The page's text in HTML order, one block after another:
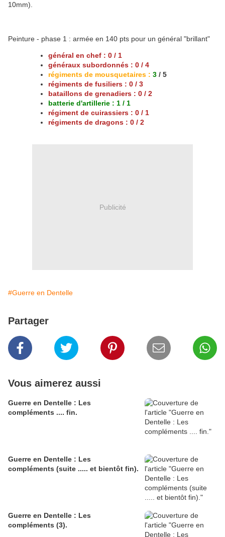
10mm).
Peinture - phase 1 : armée en 140 pts pour un général "brillant"
général en chef : 0 / 1
généraux subordonnés : 0 / 4
régiments de mousquetaires : 3 / 5
régiments de fusiliers : 0 / 3
bataillons de grenadiers : 0 / 2
batterie d'artillerie : 1 / 1
régiment de cuirassiers : 0 / 1
régiments de dragons : 0 / 2
Publicité
#Guerre en Dentelle
Partager
Vous aimerez aussi
Guerre en Dentelle : Les
compléments .... fin.
Guerre en Dentelle : Les
compléments (suite ..... et bientôt fin).
Guerre en Dentelle : Les
compléments (3).